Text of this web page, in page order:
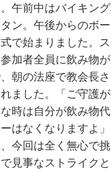
午前中はバイキン
ン。午後からのボ
で始まりました。
加者全員に飲み物が
朝の法座で教会長
ました。「ご守護
時は自分が飲み物
はなくなりますよ
今回は全く無心で
見事なストライク